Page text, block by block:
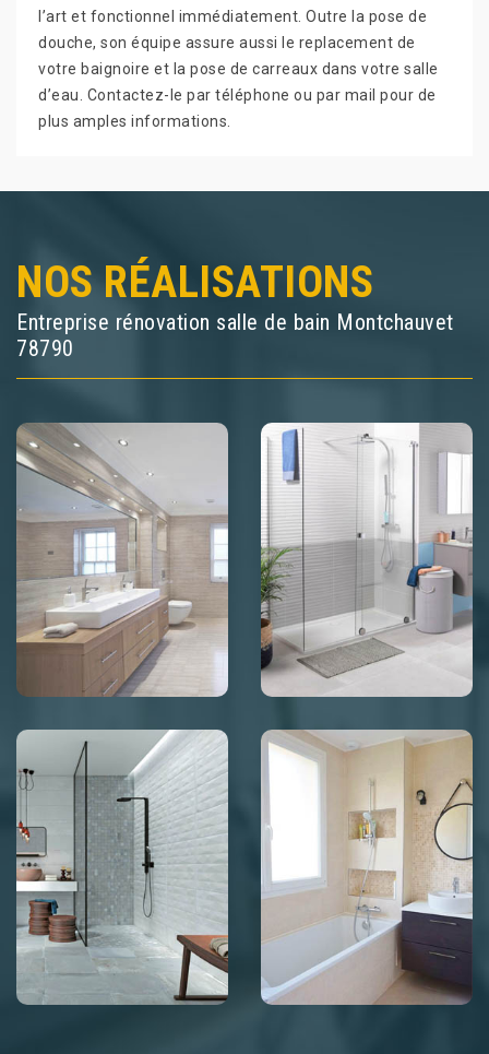
l’art et fonctionnel immédiatement. Outre la pose de
douche, son équipe assure aussi le replacement de
votre baignoire et la pose de carreaux dans votre salle
d’eau. Contactez-le par téléphone ou par mail pour de
plus amples informations.
NOS RÉALISATIONS
Entreprise rénovation salle de bain Montchauvet
78790